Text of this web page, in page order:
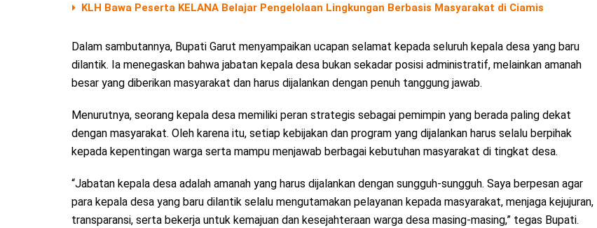
KLH Bawa Peserta KELANA Belajar Pengelolaan Lingkungan Berbasis Masyarakat di Ciamis
Dalam sambutannya, Bupati Garut menyampaikan ucapan selamat kepada seluruh kepala desa yang baru
dilantik. Ia menegaskan bahwa jabatan kepala desa bukan sekadar posisi administratif, melainkan amanah
besar yang diberikan masyarakat dan harus dijalankan dengan penuh tanggung jawab.
Menurutnya, seorang kepala desa memiliki peran strategis sebagai pemimpin yang berada paling dekat
dengan masyarakat. Oleh karena itu, setiap kebijakan dan program yang dijalankan harus selalu berpihak
kepada kepentingan warga serta mampu menjawab berbagai kebutuhan masyarakat di tingkat desa.
“Jabatan kepala desa adalah amanah yang harus dijalankan dengan sungguh-sungguh. Saya berpesan agar
para kepala desa yang baru dilantik selalu mengutamakan pelayanan kepada masyarakat, menjaga kejujuran,
transparansi, serta bekerja untuk kemajuan dan kesejahteraan warga desa masing-masing,” tegas Bupati.